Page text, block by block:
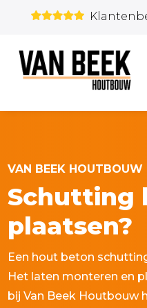
VAN BEEK HOUTBOUW
Schutting
plaatsen?
Een hout beton
Het laten monteren en
bij Van Beek Houtbouw